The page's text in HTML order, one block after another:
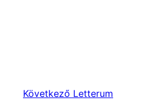
Következő Letterum